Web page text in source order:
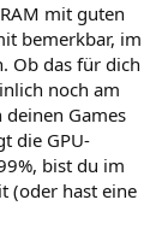
mit guten
bemerkbar, im
Ob das für dich
noch am
Games
die GPU-
bist du im
(oder hast eine